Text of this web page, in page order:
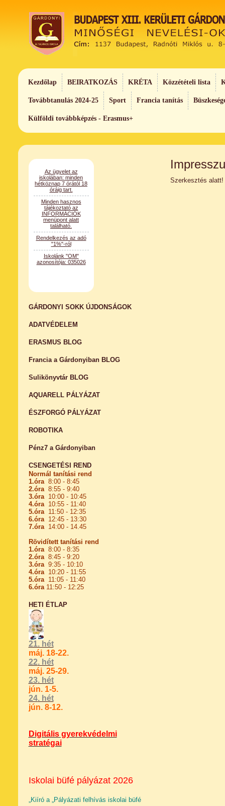
Kezdőlap BEIRATKOZÁS KRÉTA Közzétételi lista
Továbbtanulás 2024-25 Sport Francia tanítás
Külföldi továbbképzés - Erasmus+
Az ügyelet az
hétköznap 7 órától 18
óráig tart.
Minden hasznos
tájékoztató az
INFORMÁCIÓK
menüpont alatt
található.
Rendelkezés az adó
"1%"-ról
Iskolánk "OM"
azonosítója: 035026
GÁRDONYI SOKK ÚJDONSÁGOK
ADATVÉDELEM
ERASMUS BLOG
Francia a Gárdonyiban BLOG
Sulikönyvtár BLOG
AQUARELL PÁLYÁZAT
ÉSZFORGÓ PÁLYÁZAT
ROBOTIKA
Pénz7 a Gárdonyiban
CSENGETÉSI REND
Normál tanítási rend
1.óra8:00 - 8:45
2.óra8:55 - 9:40
3.óra 10:00 - 10:45
4.óra10:55 - 11:40
5.óra11:50 - 12:35
6.óra 12:45 - 13:30
7.óra14:00 - 14.45
Rövidített tanítási rend
1.óra8:00 - 8:35
2.óra8:45 - 9:20
3.óra 9:35 - 10:10
4.óra10:20 - 11:55
5.óra11:05 - 11:40
6.óra 11:50 - 12:25
HETI ÉTLAP
21. hét
máj. 18-22.
22. hét
máj. 25-29.
23. hét
jún. 1-5.
24. hét
jún. 8-12.
Digitális gyerekvédelmi
stratégai
Iskolai büfé pályázat 2026
„Kiíró a „Pályázati felhívás iskolai büfé
Szerkesztés alatt!